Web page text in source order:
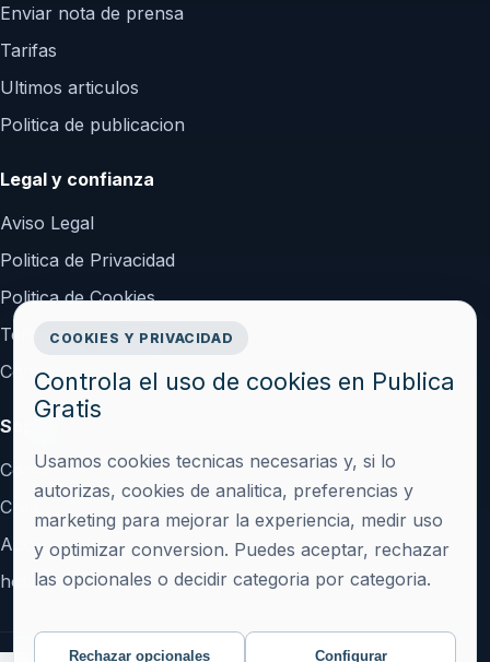
Enviar nota de prensa
Tarifas
Ultimos articulos
Politica de publicacion
Legal y confianza
Aviso Legal
Politica de Privacidad
Politica de Cookies
Terminos y Condiciones
Configurar cookies
Soporte
Contacto
Crear cuenta
Acceder
hola@publicagratis.es
COOKIES Y PRIVACIDAD
Controla el uso de cookies en Publica
Gratis
Usamos cookies tecnicas necesarias y, si lo
autorizas, cookies de analitica, preferencias y
marketing para mejorar la experiencia, medir uso
y optimizar conversion. Puedes aceptar, rechazar
las opcionales o decidir categoria por categoria.
Rechazar opcionales Configurar